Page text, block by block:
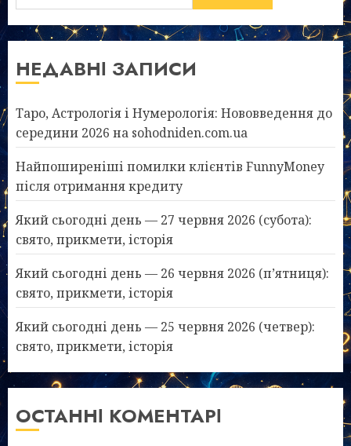
НЕДАВНІ ЗАПИСИ
Таро, Астрологія і Нумерологія: Нововведення до
середини 2026 на sohodniden.com.ua
Найпоширеніші помилки клієнтів FunnyMoney
після отримання кредиту
Який сьогодні день — 27 червня 2026 (субота):
свято, прикмети, історія
Який сьогодні день — 26 червня 2026 (п’ятниця):
свято, прикмети, історія
Який сьогодні день — 25 червня 2026 (четвер):
свято, прикмети, історія
ОСТАННІ КОМЕНТАРІ